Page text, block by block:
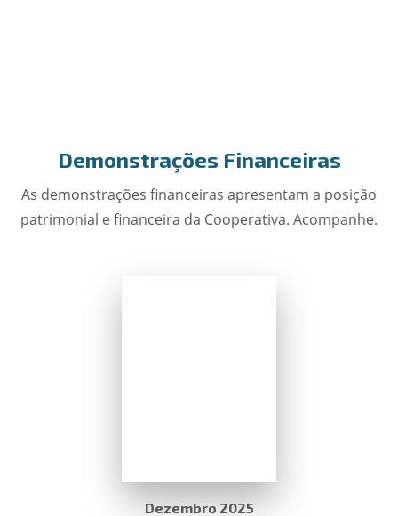
Demonstrações Financeiras
As demonstrações financeiras apresentam a posição
patrimonial e financeira da Cooperativa. Acompanhe.
Dezembro 2025